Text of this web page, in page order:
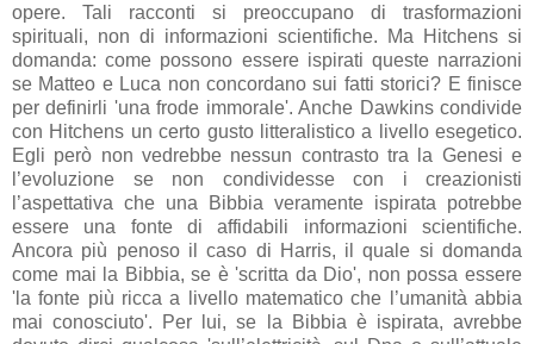
opere. Tali racconti si preoccupano di trasformazioni
spirituali, non di informazioni scientifiche. Ma Hitchens si
domanda: come possono essere ispirati queste narrazioni
se Matteo e Luca non concordano sui fatti storici? E finisce
per definirli 'una frode immorale'. Anche Dawkins condivide
con Hitchens un certo gusto litteralistico a livello esegetico.
Egli però non vedrebbe nessun contrasto tra la Genesi e
l’evoluzione se non condividesse con i creazionisti
l’aspettativa che una Bibbia veramente ispirata potrebbe
essere una fonte di affidabili informazioni scientifiche.
Ancora più penoso il caso di Harris, il quale si domanda
come mai la Bibbia, se è 'scritta da Dio', non possa essere
'la fonte più ricca a livello matematico che l’umanità abbia
mai conosciuto'. Per lui, se la Bibbia è ispirata, avrebbe